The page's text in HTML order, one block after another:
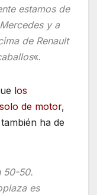
estamos de
y a
de Renault
«.
los
de motor,
ha de
50-50.
es